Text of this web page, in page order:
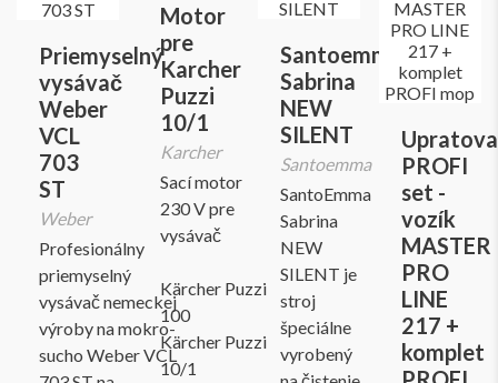
Priemyselný
vysávač
Weber
VCL
703
ST
Weber
Profesionálny
priemyselný
vysávač nemeckej
výroby na mokro-
sucho Weber VCL
Motor
pre
Karcher
Puzzi
10/1
Karcher
Sací motor
230 V pre
vysávač
Kärcher Puzzi
100
Kärcher Puzzi
10/1
Santoemma
Sabrina
NEW
SILENT
Santoemma
SantoEmma
Sabrina
NEW
SILENT je
stroj
špeciálne
vyrobený
PROFI
set -
vozík
MASTER
PRO
LINE
217 +
komplet